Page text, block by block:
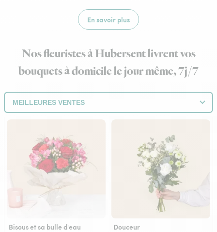
En savoir plus
Nos fleuristes à Hubersent livrent vos
bouquets à domicile le jour même, 7j/7
Bisous et sa bulle d'eau Douceur